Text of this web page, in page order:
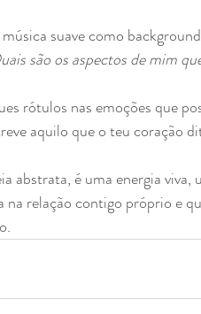
suave como
são os aspectos de mim
rótulos nas emoções que
aquilo que o teu coração
abstrata, é uma energia
relação contigo próprio e